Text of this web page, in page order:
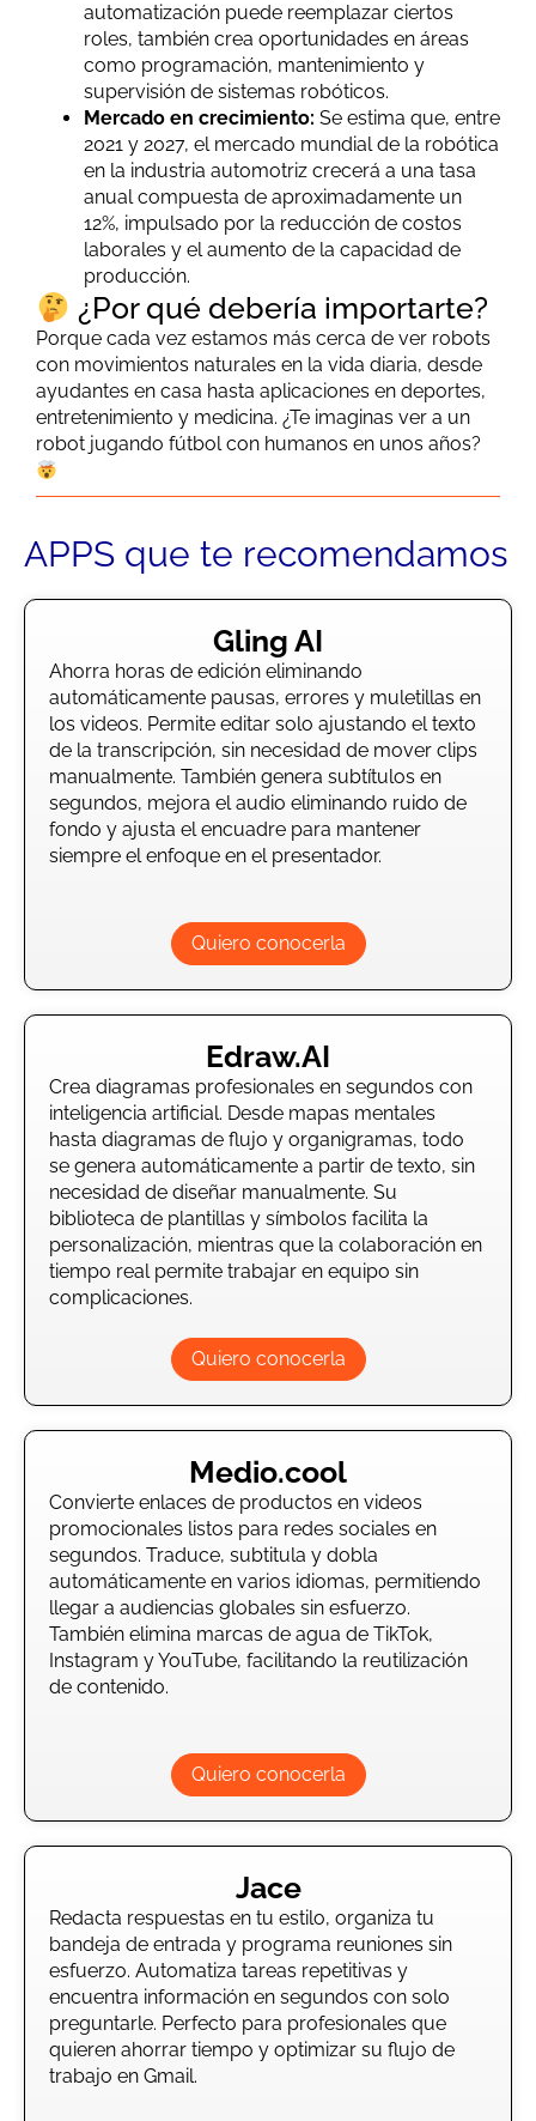
automatización puede reemplazar ciertos
roles, también crea oportunidades en áreas
como programación, mantenimiento y
supervisión de sistemas robóticos.
Mercado en crecimiento: Se estima que, entre
2021 y 2027, el mercado mundial de la robótica
en la industria automotriz crecerá a una tasa
anual compuesta de aproximadamente un
12%, impulsado por la reducción de costos
laborales y el aumento de la capacidad de
producción.
¿Por qué debería importarte?
Porque cada vez estamos más cerca de ver robots
con movimientos naturales en la vida diaria, desde
ayudantes en casa hasta aplicaciones en deportes,
entretenimiento y medicina. ¿Te imaginas ver a un
robot jugando fútbol con humanos en unos años?
APPS que te recomendamos
Gling AI
Ahorra horas de edición eliminando
automáticamente pausas, errores y muletillas en
los videos. Permite editar solo ajustando el texto
de la transcripción, sin necesidad de mover clips
manualmente. También genera subtítulos en
segundos, mejora el audio eliminando ruido de
fondo y ajusta el encuadre para mantener
siempre el enfoque en el presentador.
Quiero conocerla
Edraw.AI
Crea diagramas profesionales en segundos con
inteligencia artificial. Desde mapas mentales
hasta diagramas de flujo y organigramas, todo
se genera automáticamente a partir de texto, sin
necesidad de diseñar manualmente. Su
biblioteca de plantillas y símbolos facilita la
personalización, mientras que la colaboración en
tiempo real permite trabajar en equipo sin
complicaciones.
Quiero conocerla
Medio.cool
Convierte enlaces de productos en videos
promocionales listos para redes sociales en
segundos. Traduce, subtitula y dobla
automáticamente en varios idiomas, permitiendo
llegar a audiencias globales sin esfuerzo.
También elimina marcas de agua de TikTok,
Instagram y YouTube, facilitando la reutilización
de contenido.
Quiero conocerla
Jace
Redacta respuestas en tu estilo, organiza tu
bandeja de entrada y programa reuniones sin
esfuerzo. Automatiza tareas repetitivas y
encuentra información en segundos con solo
preguntarle. Perfecto para profesionales que
quieren ahorrar tiempo y optimizar su flujo de
trabajo en Gmail.